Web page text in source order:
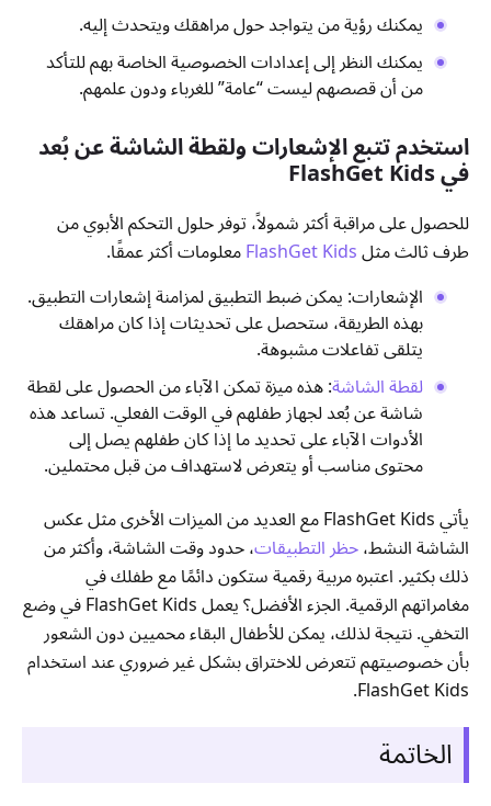
يمكنك رؤية من يتواجد حول مراهقك ويتحدث إليه.
يمكنك النظر إلى إعدادات الخصوصية الخاصة بهم للتأكد
من أن قصصهم ليست “عامة” للغرباء ودون علمهم.
استخدم تتبع الإشعارات ولقطة الشاشة عن بُعد
في FlashGet Kids
للحصول على مراقبة أكثر شمولاً، توفر حلول التحكم الأبوي من
طرف ثالث مثلFlashGet Kidsمعلومات أكثر عمقًا.
الإشعارات: يمكن ضبط التطبيق لمزامنة إشعارات التطبيق.
بهذه الطريقة، ستحصل على تحديثات إذا كان مراهقك
يتلقى تفاعلات مشبوهة.
لقطة الشاشة: هذه ميزة تمكن الآباء من الحصول على لقطة
شاشة عن بُعد لجهاز طفلهم في الوقت الفعلي. تساعد هذه
الأدوات الآباء على تحديد ما إذا كان طفلهم يصل إلى
محتوى مناسب أو يتعرض لاستهداف من قبل محتملين.
يأتي FlashGet Kids مع العديد من الميزات الأخرى مثل عكس
الشاشة النشط،حظر التطبيقات، حدود وقت الشاشة، وأكثر من
ذلك بكثير. اعتبره مربية رقمية ستكون دائمًا مع طفلك في
مغامراتهم الرقمية. الجزء الأفضل؟ يعمل FlashGet Kids في وضع
التخفي. نتيجة لذلك، يمكن للأطفال البقاء محميين دون الشعور
بأن خصوصيتهم تتعرض للاختراق بشكل غير ضروري عند استخدام
FlashGet Kids.
الخاتمة